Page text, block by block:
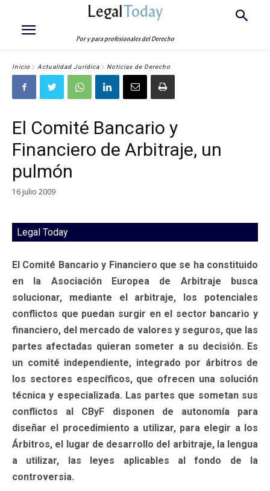
LegalToday
Por y para profesionales del Derecho
Inicio Actualidad Jurídica Noticias de Derecho
El Comité Bancario y
Financiero de Arbitraje, un
pulmón
16 julio 2009
Legal Today
El Comité Bancario y Financiero que se ha constituido
en la Asociación Europea de Arbitraje busca
solucionar, mediante el arbitraje, los potenciales
conflictos que puedan surgir en el sector bancario y
financiero, del mercado de valores y seguros, que las
partes afectadas quieran someter a su decisión. Es
un comité independiente, integrado por árbitros de
los sectores específicos, que ofrecen una solución
técnica y especializada. Las partes que sometan sus
conflictos al CByF disponen de autonomía para
diseñar el procedimiento a utilizar, para elegir a los
Árbitros, el lugar de desarrollo del arbitraje, la lengua
a utilizar, las leyes aplicables al fondo de la
controversia.